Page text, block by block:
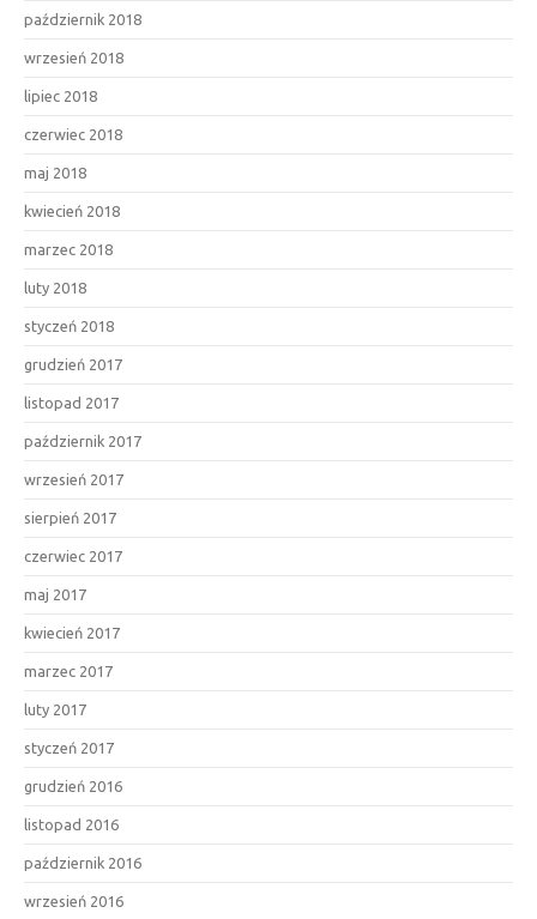
październik 2018
wrzesień 2018
lipiec 2018
czerwiec 2018
maj 2018
kwiecień 2018
marzec 2018
luty 2018
styczeń 2018
grudzień 2017
listopad 2017
październik 2017
wrzesień 2017
sierpień 2017
czerwiec 2017
maj 2017
kwiecień 2017
marzec 2017
luty 2017
styczeń 2017
grudzień 2016
listopad 2016
październik 2016
wrzesień 2016